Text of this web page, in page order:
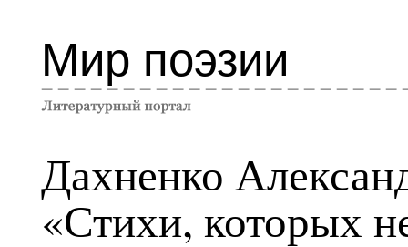
Мир поэзии
Дахненко
«Стихи, которых